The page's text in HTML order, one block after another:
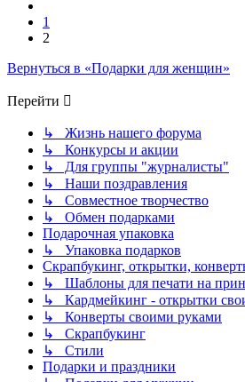
1
2
Вернуться в «Подарки для женщин»
Перейти
↳ Жизнь нашего форума
↳ Конкурсы и акции
↳ Для группы "журналисты"
↳ Наши поздравления
↳ Совместное творчество
↳ Обмен подарками
Подарочная упаковка
↳ Упаковка подарков
Скрапбукинг, открытки,
↳ Шаблоны для печати на
↳ Кардмейкинг - открытки
↳ Конверты своими руками
↳ Скрапбукинг
↳ Стили
Подарки и праздники